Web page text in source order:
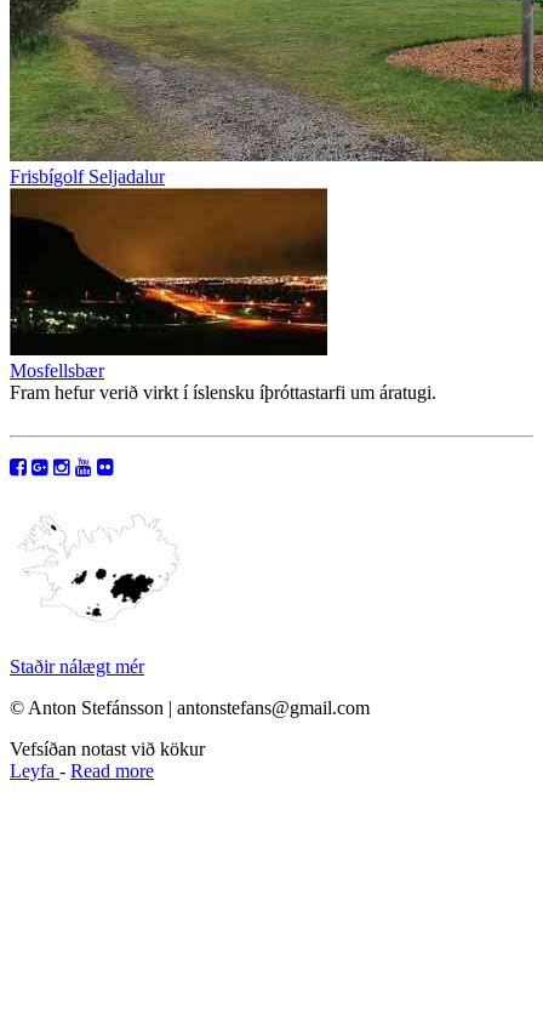
Frisbígolf Seljadalur
Mosfellsbær
Fram hefur verið virkt í íslensku íþróttastarfi um áratugi.
Staðir nálægt mér
© Anton Stefánsson | antonstefans@gmail.com
Vefsíðan notast við kökur
Leyfa - Read more